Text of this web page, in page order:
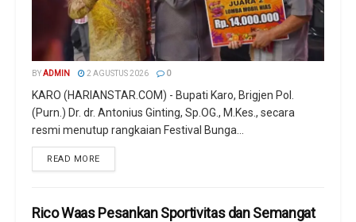
BYADMIN 2 AGUSTUS 2026 0
KARO (HARIANSTAR.COM) - Bupati Karo, Brigjen Pol.
(Purn.) Dr. dr. Antonius Ginting, Sp.OG., M.Kes., secara
resmi menutup rangkaian Festival Bunga...
READ MORE
Rico Waas Pesankan Sportivitas dan Semangat